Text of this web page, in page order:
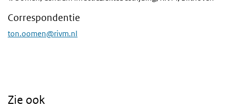
Correspondentie
ton.oomen@rivm.nl
Zie ook